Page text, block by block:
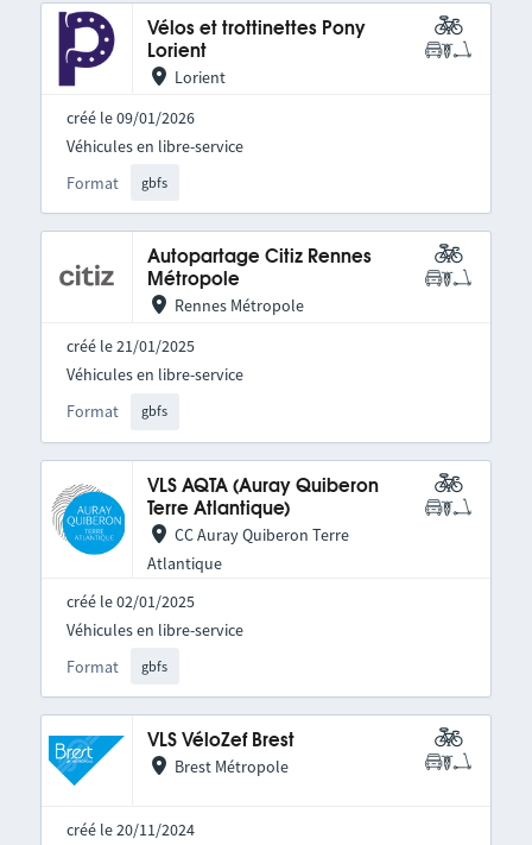
Vélos et trottinettes Pony
Lorient
Lorient
créé le 09/01/2026
Format gbfs
Véhicules en libre-service
Autopartage Citiz Rennes
Métropole
Rennes Métropole
créé le 21/01/2025
Format gbfs
Véhicules en libre-service
VLS AQTA (Auray Quiberon
Terre Atlantique)
CC Auray Quiberon Terre
Atlantique
créé le 02/01/2025
Format gbfs
Véhicules en libre-service
VLS VéloZef Brest
Brest Métropole
créé le 20/11/2024